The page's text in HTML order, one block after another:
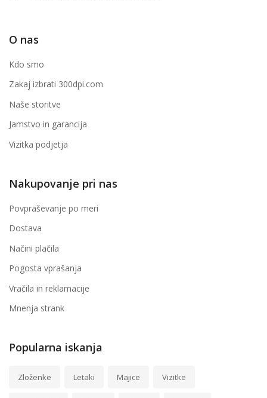
O nas
Kdo smo
Zakaj izbrati 300dpi.com
Naše storitve
Jamstvo in garancija
Vizitka podjetja
Nakupovanje pri nas
Povpraševanje po meri
Dostava
Načini plačila
Pogosta vprašanja
Vračila in reklamacije
Mnenja strank
Popularna iskanja
Zloženke Letaki Majice Vizitke